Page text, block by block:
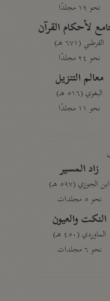
نحو ١٩ مجلدًا
لأحكام القرآن
القرطبي (٦٧١ هـ)
نحو ٢٤ مجلدًا
معالم التنزيل
البغوي (٥١٦ هـ)
نحو ١١ مجلدًا
زاد المسير
ابن الجوزي (٥٩٧ هـ)
نحو ٥ مجلدات
النكت والعيون
الماوردي (٤٥٠ هـ)
نحو ٦ مجلدات